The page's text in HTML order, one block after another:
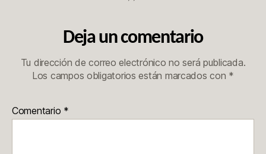
Deja un comentario
Tu dirección de correo electrónico no será publicada.
Los campos obligatorios están marcados con *
Comentario *